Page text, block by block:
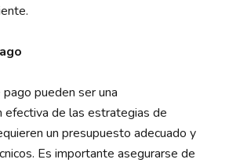
pueden ser una
efectiva de las estrategias de
un presupuesto adecuado y
Es importante asegurarse de